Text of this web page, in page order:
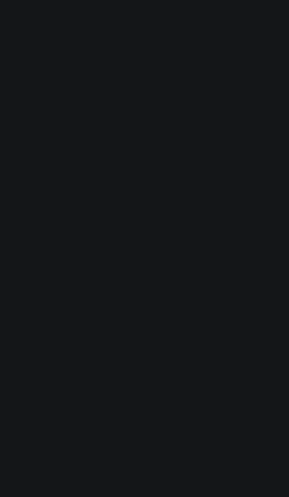
Estas soluciones reflejan nuestra visión
creación de nuevas oportunidades de